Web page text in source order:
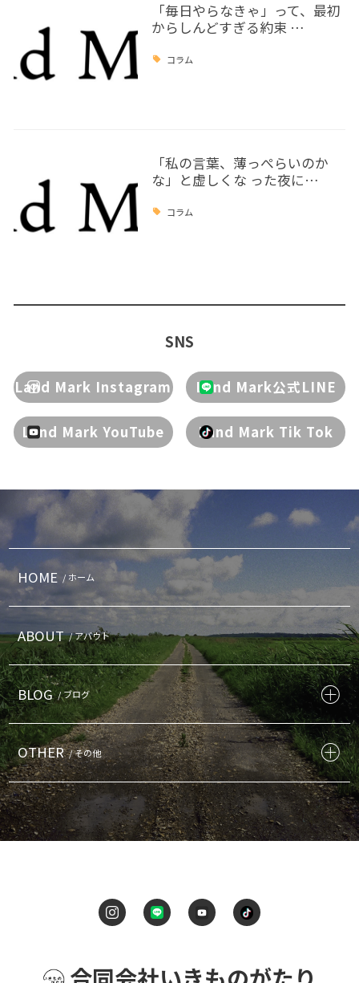
「毎日やらなきゃ」って、最初
からしんどすぎる約束 …
コラム
「私の言葉、薄っぺらいのか
な」と虚しくな った夜に…
コラム
SNS
Land Mark Instagram Land Mark公式LINE
Land Mark YouTube Land Mark Tik Tok
HOME / ホーム
ABOUT / アバウト
BLOG / ブログ
OTHER / その他